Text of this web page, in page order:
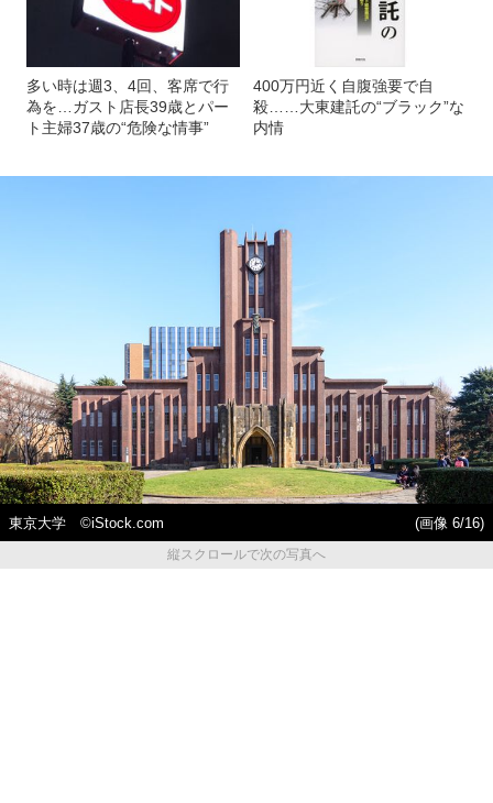
多い時は週3、4回、客席で行
為を…ガスト店長39歳とパー
ト主婦37歳の“危険な情事”
400万円近く自腹強要で自
殺……大東建託の“ブラック”な
内情
東京大学 ©iStock.com
(画像 6/16)
縦スクロールで次の写真へ